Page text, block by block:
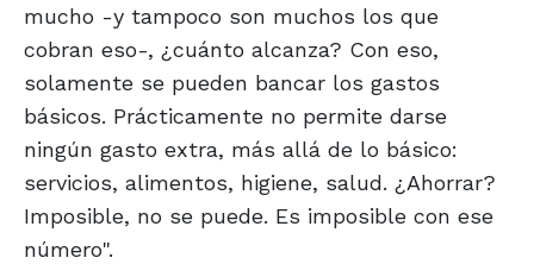
mucho -y tampoco son muchos los que
cobran eso-, ¿cuánto alcanza? Con eso,
solamente se pueden bancar los gastos
básicos. Prácticamente no permite darse
ningún gasto extra, más allá de lo básico:
servicios, alimentos, higiene, salud. ¿Ahorrar?
Imposible, no se puede. Es imposible con ese
número".